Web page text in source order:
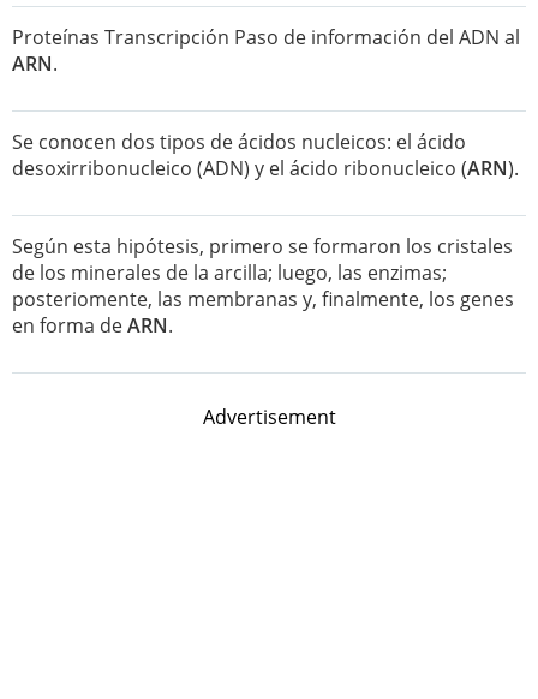
Proteínas Transcripción Paso de información del ADN al
ARN.
Se conocen dos tipos de ácidos nucleicos: el ácido
desoxirribonucleico (ADN) y el ácido ribonucleico (ARN).
Según esta hipótesis, primero se formaron los cristales
de los minerales de la arcilla; luego, las enzimas;
posteriomente, las membranas y, finalmente, los genes
en forma deARN.
Advertisement